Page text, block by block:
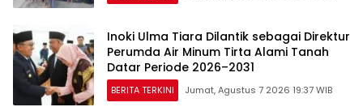
Inoki Ulma Tiara Dilantik sebagai Direktur
Perumda Air Minum Tirta Alami Tanah
Datar Periode 2026–2031
BERITA TERKINI Jumat, Agustus 7 2026 19:37 WIB